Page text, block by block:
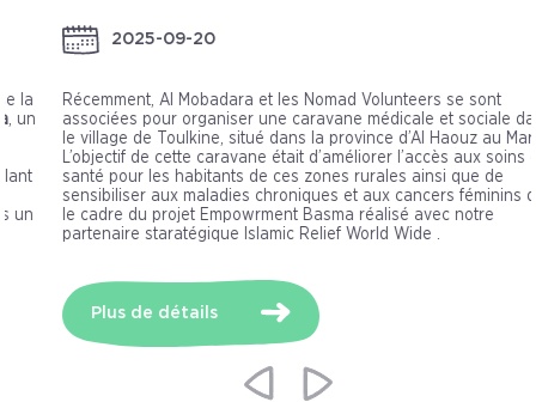
2025-09-20
Récemment, Al Mobadara et les Nomad Volunteers se sont
associées pour organiser une caravane médicale et sociale dans
le village de Toulkine, situé dans la province d’Al Haouz au Maroc.
L’objectif de cette caravane était d’améliorer l’accès aux soins de
santé pour les habitants de ces zones rurales ainsi que de
sensibiliser aux maladies chroniques et aux cancers féminins dans
le cadre du projet Empowrment Basma réalisé avec notre
partenaire staratégique Islamic Relief World Wide .
Plus de détails